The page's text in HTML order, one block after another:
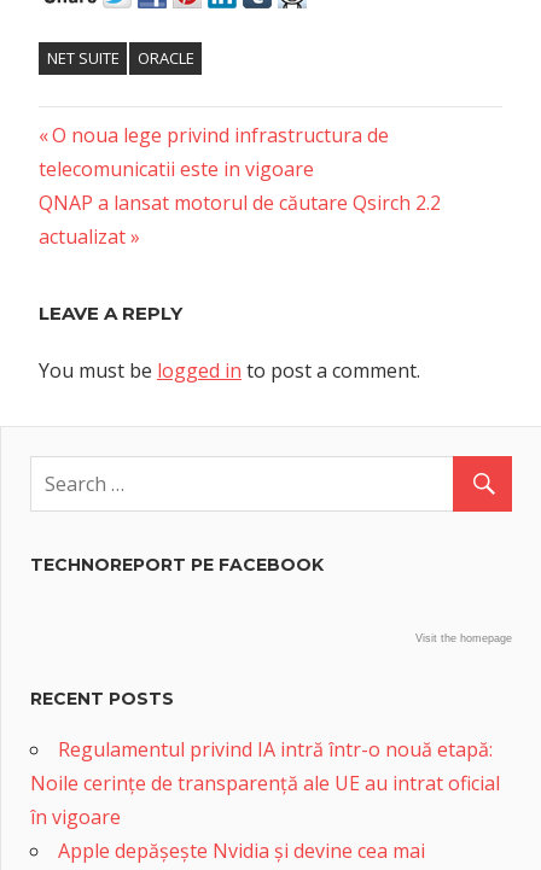
NET SUITE ORACLE
Post
navigation
Previous
Post:
O noua lege privind infrastructura de
telecomunicatii este in vigoare
Next
Post:
QNAP a lansat motorul de căutare Qsirch 2.2
actualizat
LEAVE A REPLY
You must be logged in to post a comment.
TECHNOREPORT PE FACEBOOK
Visit the homepage
RECENT POSTS
Regulamentul privind IA intră într-o nouă etapă:
Noile cerințe de transparență ale UE au intrat oficial
în vigoare
Apple depășește Nvidia și devine cea mai